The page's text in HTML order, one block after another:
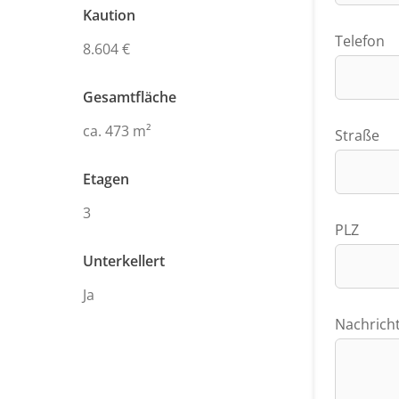
Kaution
8.604 €
Gesamtfläche
ca. 473 m²
Etagen
3
Unterkellert
Ja
Telefon
Straße
PLZ